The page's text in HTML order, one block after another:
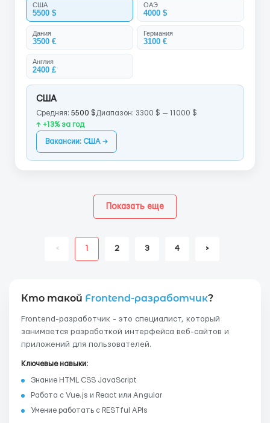
США
5500 $
ОАЭ
4000 $
Дания
3500 €
Германия
3100 €
Англия
2400 £
США
Средняя: 5500 $ Диапазон: 3300 $ — 11000 $
↑ +13% за год
Вакансии: США →
< 1 2 3 4 >
Показать еще
Кто такой Frontend-разработчик?
Frontend-разработчик - это специалист, который
занимается разработкой интерфейса веб-сайтов и
приложений для пользователей.
Ключевые навыки:
Знание HTML CSS JavaScript
Работа с Vue.js и React или Angular
Умение работать с RESTful APIs